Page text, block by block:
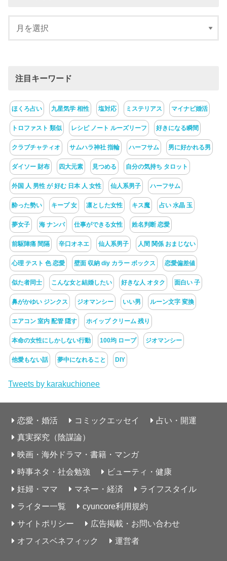
注目キーワード
ほくろ占い 九星気学 相性 塩対応 ミステリアス マイナビ婚活
トロファスト 類似 レシピ ノート ルーズリーフ 好きになる瞬間
クラブチャティオ サムハラ神社 指輪 ハーフサム 男に好かれる男
ダイソー 財布 四大元素 見つめる 自分の気持ち タロット
外国 人 男性 が 好む 日本 人 女性 仙人系男子 ハーフサム
酔った勢い キープ 女 凛とした女性 キス魔 占い 水晶 玉
夢女子 海 ナンパ 仕事ができる女性 姓名判断 恋愛
前駆陣痛 間隔 辛口オネエ 仙人系男子 人間 関係 おまじない
心理 テスト 色 恋愛 壁面 収納 diy カラー ボックス 恋愛偏差値
似た者同士 こんな女と結婚したい 好きな人 オタク 面白い 子
鼻がかゆい ジンクス ジオマンシー いい男 ルーン文字 変換
エアコン 室内 配管 隠す ホイップ クリーム 残り
本命の女性にしかしない行動 100均 ロープ ジオマンシー
他愛もない話 夢中になれること DIY
Tweets by karakuchionee
恋愛・婚活 コミックエッセイ
占い・開運
真実探究（陰謀論）
映画・海外ドラマ・書籍・マンガ
時事ネタ・社会勉強
ビューティ・健康
妊婦・ママ
マネー・経済
ライフスタイル
ライター一覧
cyuncore利用規約
サイトポリシー
広告掲載・お問い合わせ
オフィスベネフィック
運営者